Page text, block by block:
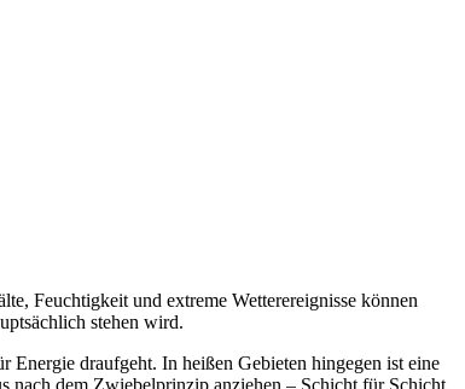
Feuchtigkeit und extreme Wetterereignisse können
stehen wird.
draufgeht. In heißen Gebieten hingegen ist eine
nach dem Zwiebelprinzip anziehen – Schicht für Schicht